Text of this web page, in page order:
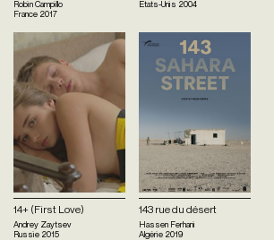
Robin Campillo
France 2017
Etats-Unis 2004
14+ (First Love)
Andrey Zaytsev
Russie 2015
143 rue du désert
Hassen Ferhani
Algérie 2019